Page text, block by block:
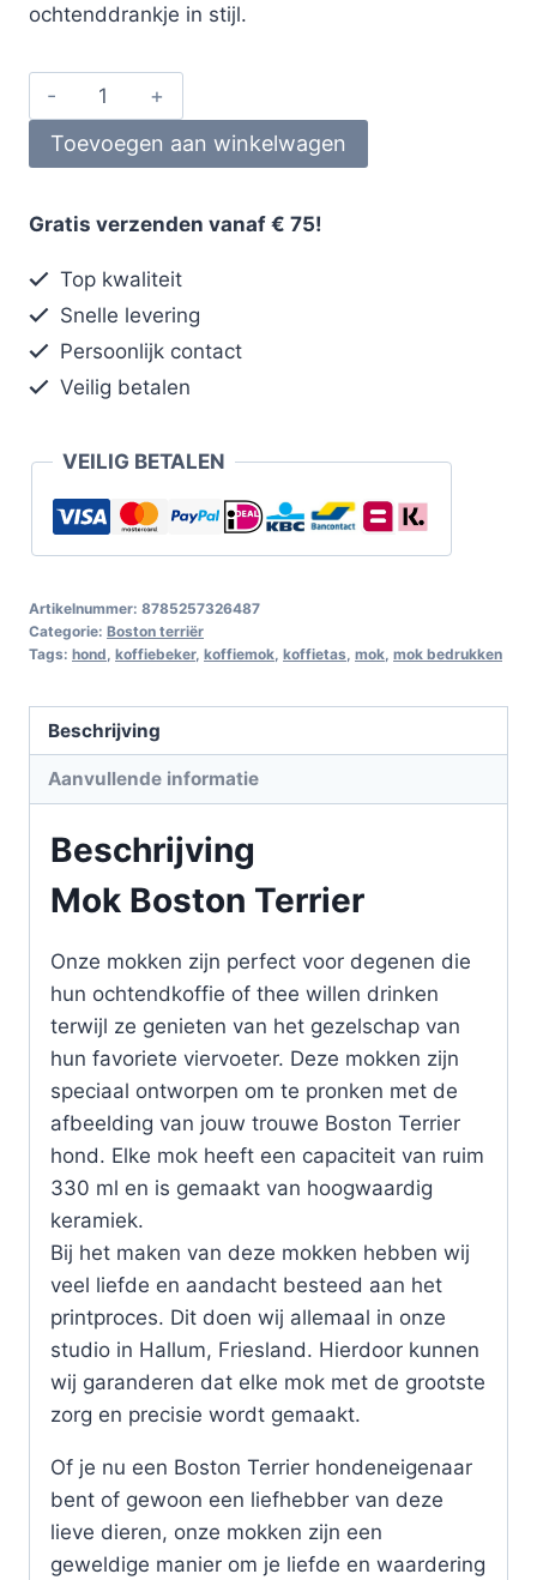
ochtenddrankje in stijl.
Toevoegen aan winkelwagen
Gratis verzenden vanaf € 75!
Top kwaliteit
Snelle levering
Persoonlijk contact
Veilig betalen
VEILIG BETALEN
Artikelnummer: 8785257326487
Categorie: Boston terriër
Tags: hond koffiebeker, koffiemok koffietas mok mok bedrukken
Beschrijving
Aanvullende informatie
Beschrijving
Mok Boston Terrier
Onze mokken zijn perfect voor degenen die
hun ochtendkoffie of thee willen drinken
terwijl ze genieten van het gezelschap van
hun favoriete viervoeter. Deze mokken zijn
speciaal ontworpen om te pronken met de
afbeelding van jouw trouwe Boston Terrier
hond. Elke mok heeft een capaciteit van ruim
330 ml en is gemaakt van hoogwaardig
keramiek.
Bij het maken van deze mokken hebben wij
veel liefde en aandacht besteed aan het
printproces. Dit doen wij allemaal in onze
studio in Hallum, Friesland. Hierdoor kunnen
wij garanderen dat elke mok met de grootste
zorg en precisie wordt gemaakt.
Of je nu een Boston Terrier hondeneigenaar
bent of gewoon een liefhebber van deze
lieve dieren, onze mokken zijn een
geweldige manier om je liefde en waardering